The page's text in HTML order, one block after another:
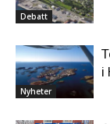
Debatt
Nyheter
i